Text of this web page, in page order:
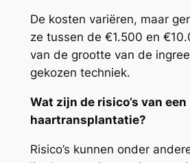
De kosten variëren, maar
ze tussen de €1.500 en
van de grootte van de
gekozen techniek.
Wat zijn de risico’s van een
haartransplantatie?
Risico’s kunnen onder